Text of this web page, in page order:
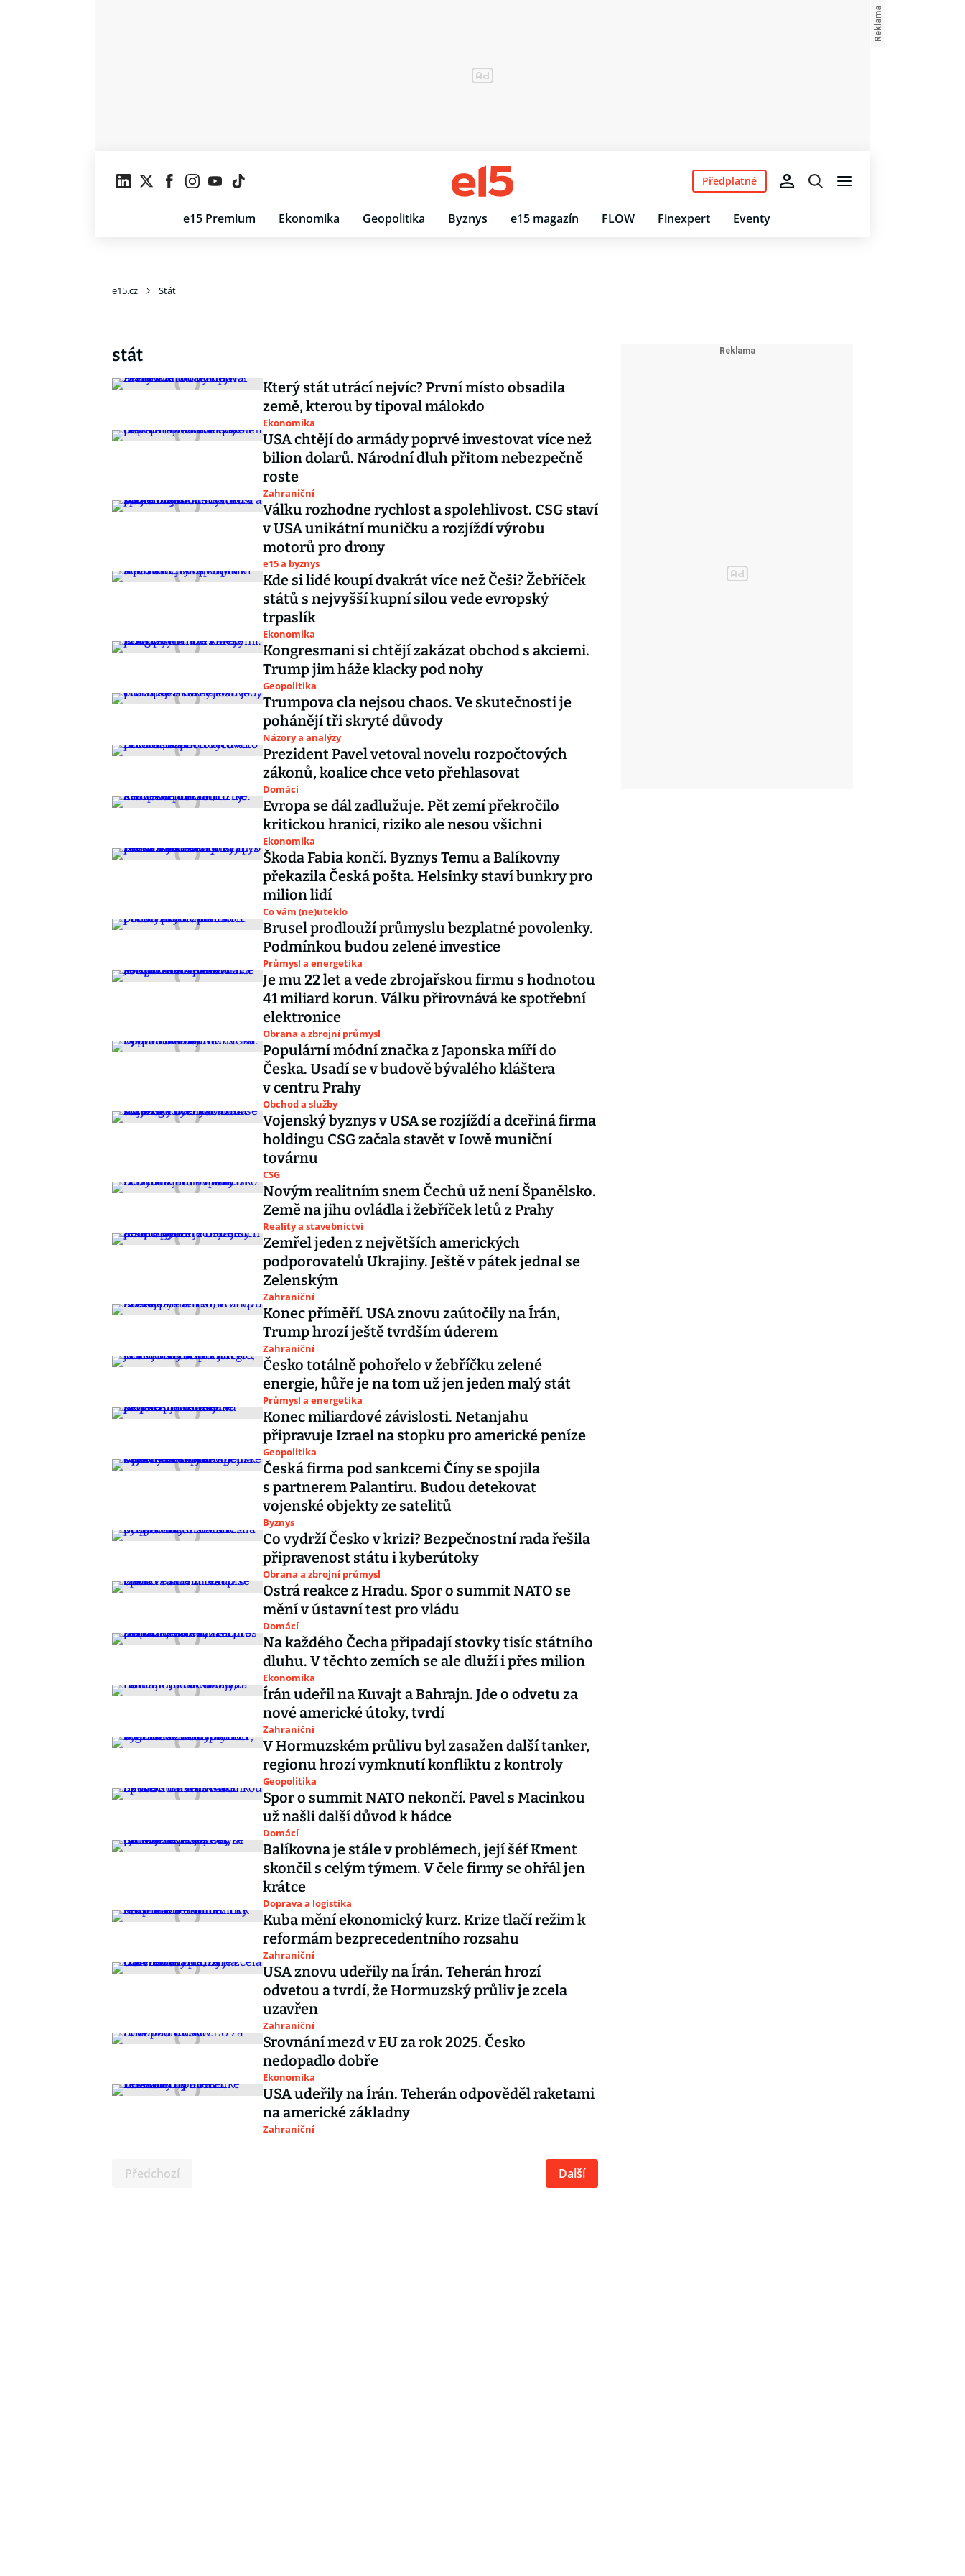
e15 Premium Ekonomika Geopolitika Byznys e15 magazín FLOW Finexpert Eventy
Předplatné
e15.cz Stát
stát
Který stát utrácí nejvíc? První místo obsadila
země, kterou by tipoval málokdo
Ekonomika
USA chtějí do armády poprvé investovat více než
bilion dolarů. Národní dluh přitom nebezpečně
roste
Zahraniční
Válku rozhodne rychlost a spolehlivost. CSG staví
v USA unikátní muničku a rozjíždí výrobu
motorů pro drony
e15 a byznys
Kde si lidé koupí dvakrát více než Češi? Žebříček
států s nejvyšší kupní silou vede evropský
trpaslík
Ekonomika
Kongresmani si chtějí zakázat obchod s akciemi.
Trump jim háže klacky pod nohy
Geopolitika
Trumpova cla nejsou chaos. Ve skutečnosti je
pohánějí tři skryté důvody
Názory a analýzy
Prezident Pavel vetoval novelu rozpočtových
zákonů, koalice chce veto přehlasovat
Domácí
Evropa se dál zadlužuje. Pět zemí překročilo
kritickou hranici, riziko ale nesou všichni
Ekonomika
Škoda Fabia končí. Byznys Temu a Balíkovny
překazila Česká pošta. Helsinky staví bunkry pro
milion lidí
Co vám (ne)uteklo
Brusel prodlouží průmyslu bezplatné povolenky.
Podmínkou budou zelené investice
Průmysl a energetika
Je mu 22 let a vede zbrojařskou firmu s hodnotou
41 miliard korun. Válku přirovnává ke spotřební
elektronice
Obrana a zbrojní průmysl
Populární módní značka z Japonska míří do
Česka. Usadí se v budově bývalého kláštera
v centru Prahy
Obchod a služby
Vojenský byznys v USA se rozjíždí a dceřiná firma
holdingu CSG začala stavět v Iowě muniční
továrnu
CSG
Novým realitním snem Čechů už není Španělsko.
Země na jihu ovládla i žebříček letů z Prahy
Reality a stavebnictví
Zemřel jeden z největších amerických
podporovatelů Ukrajiny. Ještě v pátek jednal se
Zelenským
Zahraniční
Konec příměří. USA znovu zaútočily na Írán,
Trump hrozí ještě tvrdším úderem
Zahraniční
Česko totálně pohořelo v žebříčku zelené
energie, hůře je na tom už jen jeden malý stát
Průmysl a energetika
Konec miliardové závislosti. Netanjahu
připravuje Izrael na stopku pro americké peníze
Geopolitika
Česká firma pod sankcemi Číny se spojila
s partnerem Palantiru. Budou detekovat
vojenské objekty ze satelitů
Byznys
Co vydrží Česko v krizi? Bezpečnostní rada řešila
připravenost státu i kyberútoky
Obrana a zbrojní průmysl
Ostrá reakce z Hradu. Spor o summit NATO se
mění v ústavní test pro vládu
Domácí
Na každého Čecha připadají stovky tisíc státního
dluhu. V těchto zemích se ale dluží i přes milion
Ekonomika
Írán udeřil na Kuvajt a Bahrajn. Jde o odvetu za
nové americké útoky, tvrdí
Zahraniční
V Hormuzském průlivu byl zasažen další tanker,
regionu hrozí vymknutí konfliktu z kontroly
Geopolitika
Spor o summit NATO nekončí. Pavel s Macinkou
už našli další důvod k hádce
Domácí
Balíkovna je stále v problémech, její šéf Kment
skončil s celým týmem. V čele firmy se ohřál jen
krátce
Doprava a logistika
Kuba mění ekonomický kurz. Krize tlačí režim k
reformám bezprecedentního rozsahu
Zahraniční
USA znovu udeřily na Írán. Teherán hrozí
odvetou a tvrdí, že Hormuzský průliv je zcela
uzavřen
Zahraniční
Srovnání mezd v EU za rok 2025. Česko
nedopadlo dobře
Ekonomika
USA udeřily na Írán. Teherán odpověděl raketami
na americké základny
Zahraniční
Předchozí Další